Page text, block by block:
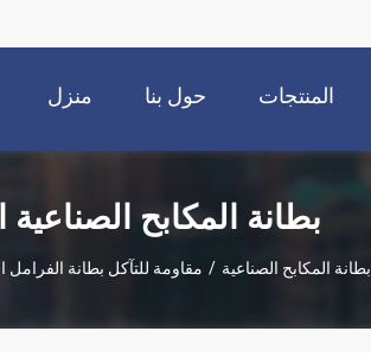
منزل حول بنا المنتجات
بطانة المكابح الصناعية
بطانة المكابح الصناعية / مقاومة للتآكل بطانة